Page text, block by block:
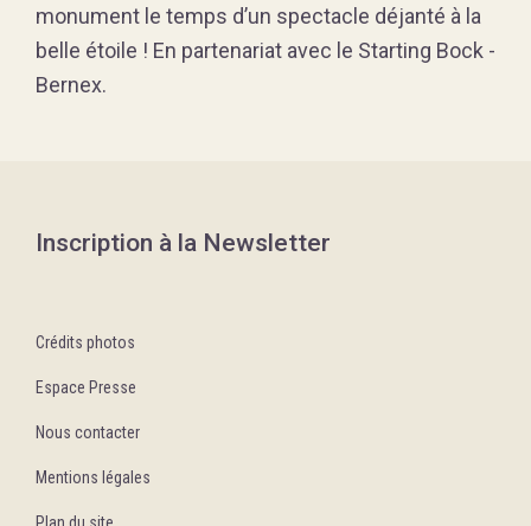
monument le temps d’un spectacle déjanté à la
belle étoile ! En partenariat avec le Starting Bock -
Bernex.
Inscription à la Newsletter
Crédits photos
Espace Presse
Nous contacter
Mentions légales